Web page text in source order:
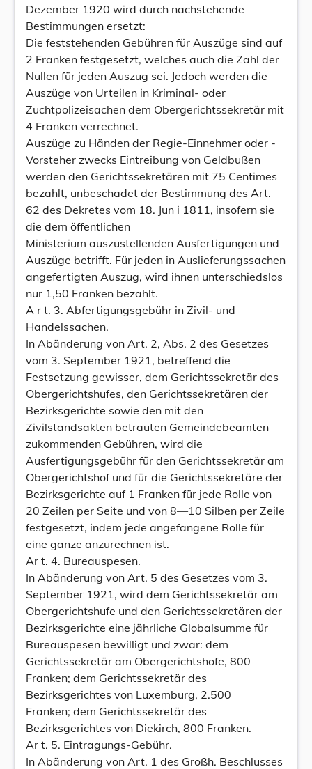
Dezember 1920 wird durch nachstehende
Bestimmungen ersetzt:
Die feststehenden Gebühren für Auszüge sind auf
2 Franken festgesetzt, welches auch die Zahl der
Nullen für jeden Auszug sei. Jedoch werden die
Auszüge von Urteilen in Kriminal- oder
Zuchtpolizeisachen dem Obergerichtssekretär mit
4 Franken verrechnet.
Auszüge zu Händen der Regie-Einnehmer oder -
Vorsteher zwecks Eintreibung von Geldbußen
werden den Gerichtssekretären mit 75 Centimes
bezahlt, unbeschadet der Bestimmung des Art.
62 des Dekretes vom 18. Jun i 1811, insofern sie
die dem öffentlichen
Ministerium auszustellenden Ausfertigungen und
Auszüge betrifft. Für jeden in Auslieferungssachen
angefertigten Auszug, wird ihnen unterschiedslos
nur 1,50 Franken bezahlt.
A r t. 3. Abfertigungsgebühr in Zivil- und
Handelssachen.
In Abänderung von Art. 2, Abs. 2 des Gesetzes
vom 3. September 1921, betreffend die
Festsetzung gewisser, dem Gerichtssekretär des
Obergerichtshufes, den Gerichtssekretären der
Bezirksgerichte sowie den mit den
Zivilstandsakten betrauten Gemeindebeamten
zukommenden Gebühren, wird die
Ausfertigungsgebühr für den Gerichtssekretär am
Obergerichtshof und für die Gerichtssekretäre der
Bezirksgerichte auf 1 Franken für jede Rolle von
20 Zeilen per Seite und von 8—10 Silben per Zeile
festgesetzt, indem jede angefangene Rolle für
eine ganze anzurechnen ist.
Ar t. 4. Bureauspesen.
In Abänderung von Art. 5 des Gesetzes vom 3.
September 1921, wird dem Gerichtssekretär am
Obergerichtshufe und den Gerichtssekretären der
Bezirksgerichte eine jährliche Globalsumme für
Bureauspesen bewilligt und zwar: dem
Gerichtssekretär am Obergerichtshofe, 800
Franken; dem Gerichtssekretär des
Bezirksgerichtes von Luxemburg, 2.500
Franken; dem Gerichtssekretär des
Bezirksgerichtes von Diekirch, 800 Franken.
Ar t. 5. Eintragungs-Gebühr.
In Abänderung von Art. 1 des Großh. Beschlusses